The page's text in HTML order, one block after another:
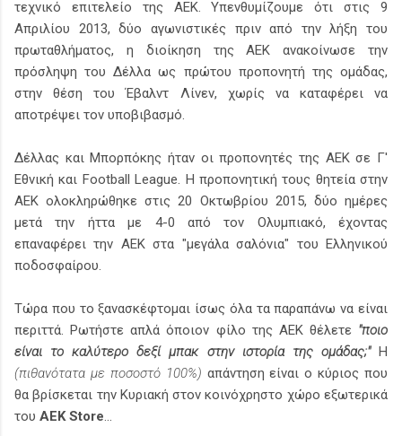
τεχνικό επιτελείο της ΑΕΚ. Υπενθυμίζουμε ότι στις 9
Απριλίου 2013, δύο αγωνιστικές πριν από την λήξη του
πρωταθλήματος, η διοίκηση της ΑΕΚ ανακοίνωσε την
πρόσληψη του Δέλλα ως πρώτου προπονητή της ομάδας,
στην θέση του Έβαλντ Λίνεν, χωρίς να καταφέρει να
αποτρέψει τον υποβιβασμό.
Δέλλας και Μπορπόκης ήταν οι προπονητές της ΑΕΚ σε Γ'
Εθνική και Football League. Η προπονητική τους θητεία στην
ΑΕΚ ολοκληρώθηκε στις 20 Οκτωβρίου 2015, δύο ημέρες
μετά την ήττα με 4-0 από τον Ολυμπιακό, έχοντας
επαναφέρει την ΑΕΚ στα "μεγάλα σαλόνια" του Ελληνικού
ποδοσφαίρου.
Τώρα που το ξανασκέφτομαι ίσως όλα τα παραπάνω να είναι
περιττά. Ρωτήστε απλά όποιον φίλο της ΑΕΚ θέλετε "ποιο
είναι το καλύτερο δεξί μπακ στην ιστορία της ομάδας;"Η
(πιθανότατα με ποσοστό 100%) απάντηση είναι ο κύριος που
θα βρίσκεται την Κυριακή στον κοινόχρηστο χώρο εξωτερικά
του AEK Store...